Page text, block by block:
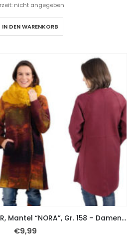
nicht angegeben
IN DEN WARENKORB
PAPIERSCHNITTMUSTER, Mantel “NORA”, Gr. 158 – Damengr. 46
€9,99